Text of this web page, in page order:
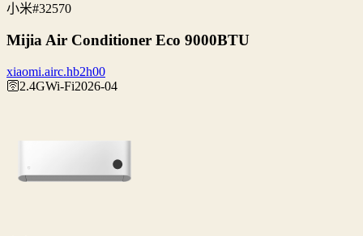
小米#32570
Mijia Air Conditioner Eco 9000BTU
xiaomi.airc.hb2h00
🛜2.4GWi‑Fi2026-04